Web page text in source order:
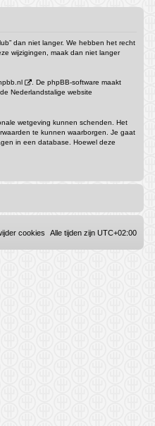
dan niet langer. We hebben het recht
wijzigingen, maak dan niet langer
. De phpBB-software maakt
Nederlandstalige website
wetgeving kunnen schenden. Het
te kunnen waarborgen. Je gaat
in een database. Hoewel deze
Alle tijden zijn UTC+02:00
cookies